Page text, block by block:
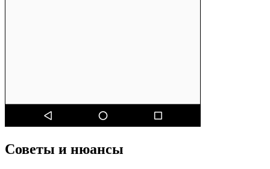
Советы и нюансы